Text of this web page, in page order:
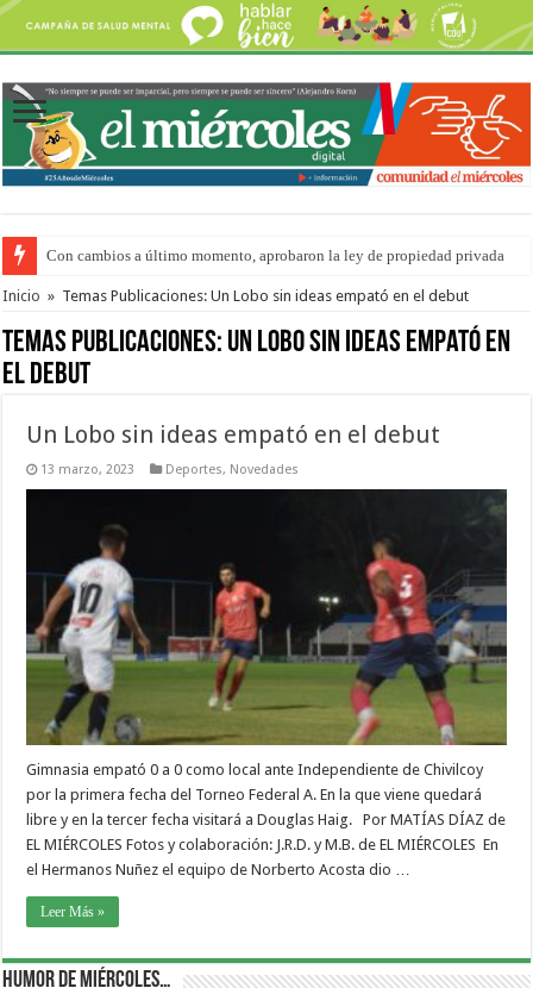
Adopción en Entre Ríos: el 35% de los 90 niños, niñas y adolescentes que
Inicio » Temas Publicaciones: Un Lobo sin ideas empató en el debut
Temas Publicaciones: Un Lobo sin ideas empató en
el debut
Un Lobo sin ideas empató en el debut
13 marzo, 2023 Deportes, Novedades
Gimnasia empató 0 a 0 como local ante Independiente de Chivilcoy
por la primera fecha del Torneo Federal A. En la que viene quedará
libre y en la tercer fecha visitará a Douglas Haig. Por MATÍAS DÍAZ de
EL MIÉRCOLES Fotos y colaboración: J.R.D. y M.B. de EL MIÉRCOLES En
el Hermanos Nuñez el equipo de Norberto Acosta dio …
Leer Más »
Humor de Miércoles…